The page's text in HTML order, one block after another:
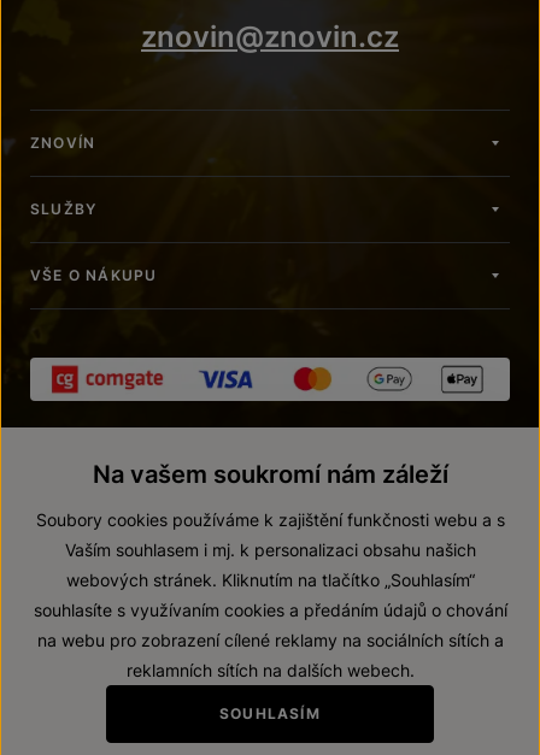
znovin@znovin.cz
ZNOVÍN
SLUŽBY
VŠE O NÁKUPU
© 2026 ZNOVÍN ZNOJMO, a. s.
Prohlášení o přístupnosti
Zákaz prodeje alkoholických nápojů osobám mladším 18 let.
Na vašem soukromí nám záleží
Soubory cookies používáme k zajištění funkčnosti webu a s
Vaším souhlasem i mj. k personalizaci obsahu našich
webových stránek. Kliknutím na tlačítko „Souhlasím“
souhlasíte s využívaním cookies a předáním údajů o chování
na webu pro zobrazení cílené reklamy na sociálních sítích a
reklamních sítích na dalších webech.
SOUHLASÍM